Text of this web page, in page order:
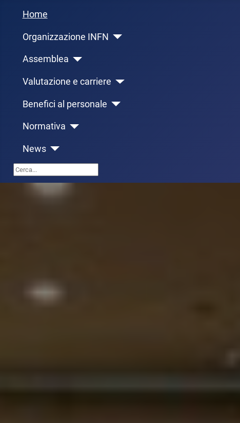
Home
Organizzazione INFN
Assemblea
Valutazione e carriere
Benefici al personale
Normativa
News
Cerca...